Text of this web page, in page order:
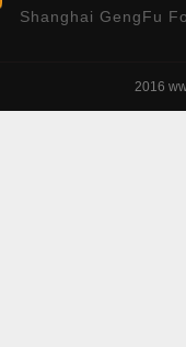
Shanghai GengFu
2016